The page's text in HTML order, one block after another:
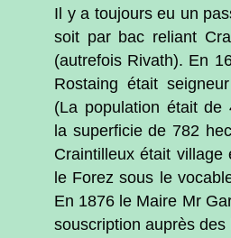
Il y a toujours eu un
soit par bac reliant
(autrefois Rivath). En
Rostaing était
(La population était de
la superficie de 782
Craintilleux était village
le Forez sous le
En 1876 le Maire Mr
souscription auprès